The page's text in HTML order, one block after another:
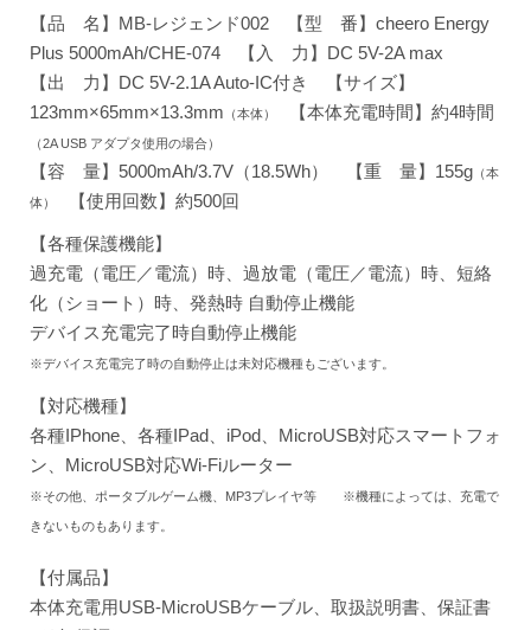
【品 名】MB-レジェンド002 【型 番】cheero Energy
Plus 5000mAh/CHE-074 【入 力】DC 5V-2A max
【出 力】DC 5V-2.1A Auto-IC付き 【サイズ】
123mm×65mm×13.3mm （本体） 【本体充電時間】約4時間
（2A USB アダプタ使用の場合）
【容 量】5000mAh/3.7V（18.5Wh） 【重 量】155g （本
体） 【使用回数】約500回
【各種保護機能】
過充電（電圧／電流）時、過放電（電圧／電流）時、短絡
化（ショート）時、発熱時 自動停止機能
デバイス充電完了時自動停止機能
※デバイス充電完了時の自動停止は未対応機種もございます。
【対応機種】
各種IPhone、各種IPad、iPod、MicroUSB対応スマートフォ
ン、MicroUSB対応Wi-Fiルーター
※その他、ポータブルゲーム機、MP3プレイヤ等 ※機種によっては、充電で
きないものもあります。
【付属品】
本体充電用USB-MicroUSBケーブル、取扱説明書、保証書